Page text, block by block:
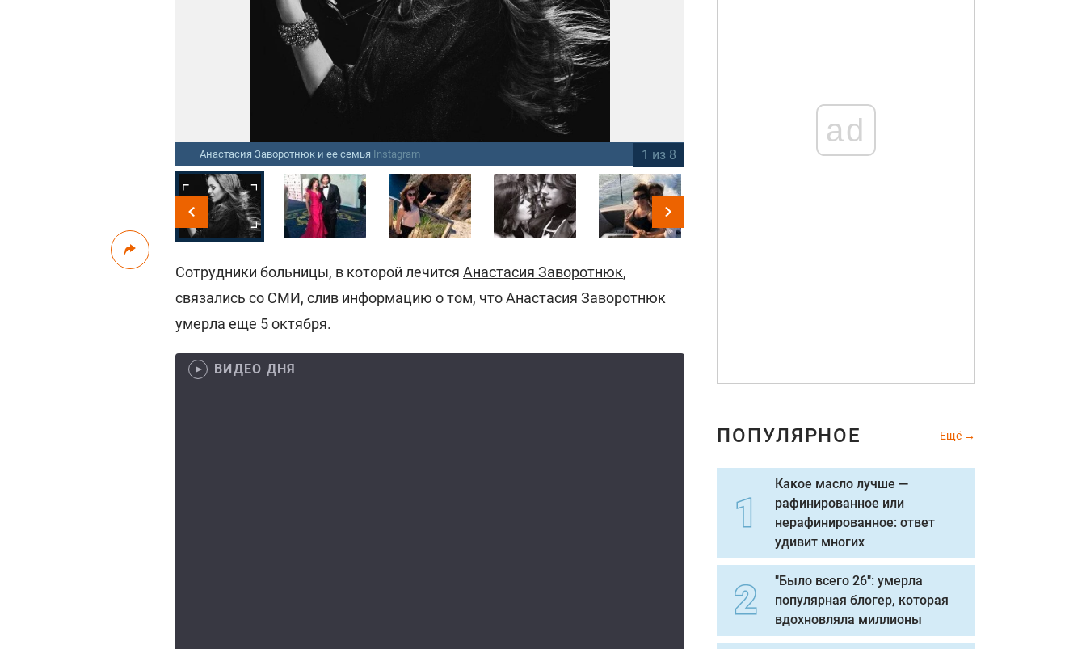
Анастасия Заворотнюк и ее семья Instagram Анастасия Заворотнюк и ее семья
1 из 8
Сотрудники больницы, в которой лечится Анастасия Заворотнюк,
связались со СМИ, слив информацию о том, что Анастасия Заворотнюк
умерла еще 5 октября.
ВИДЕО ДНЯ
ad
ПОПУЛЯРНОЕ Ещё
Какое масло лучше —
рафинированное или
нерафинированное: ответ
удивит многих
"Было всего 26": умерла
популярная блогер, которая
вдохновляла миллионы